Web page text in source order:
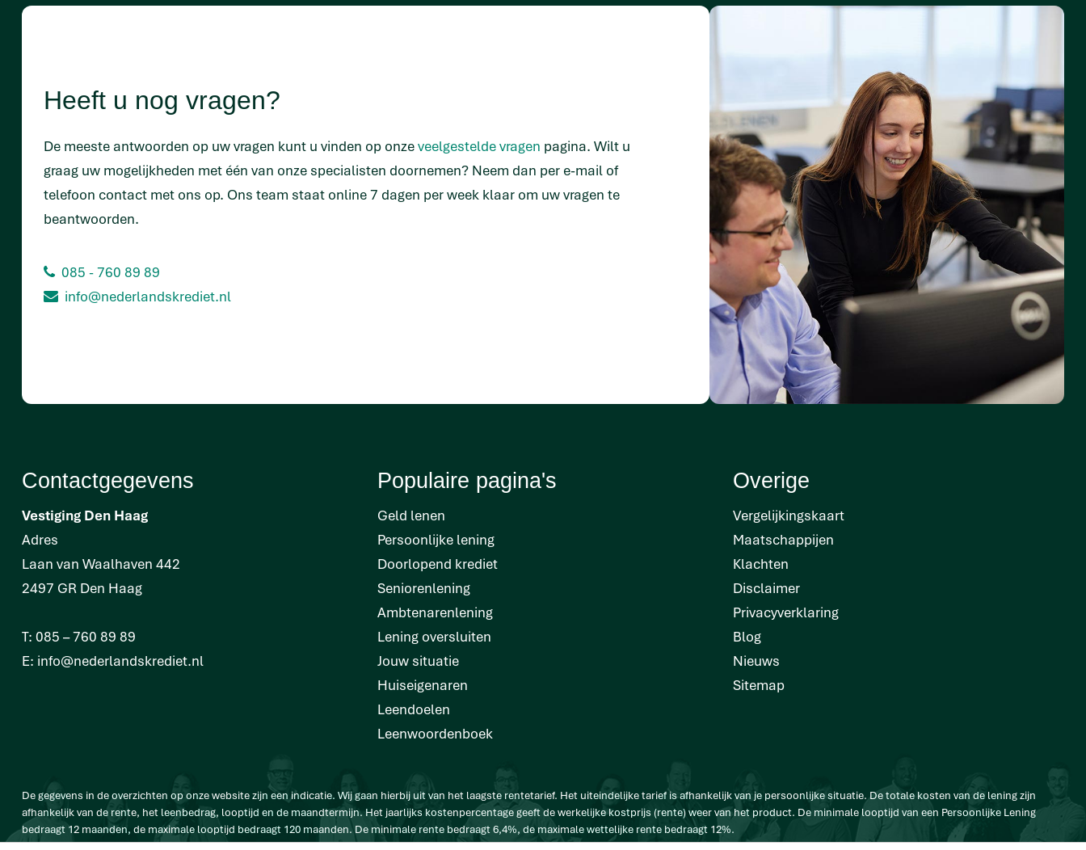
Heeft u nog vragen?
De meeste antwoorden op uw vragen kunt u vinden op onzeveelgestelde vragen pagina. Wilt u
graag uw mogelijkheden met één van onze specialisten doornemen? Neem dan per e-mail of
telefoon contact met ons op. Ons team staat online 7 dagen per week klaar om uw vragen te
beantwoorden.
085 - 760 89 89
info@nederlandskrediet.nl
Contactgegevens
Vestiging Den Haag
Adres
Laan van Waalhaven 442
2497 GR Den Haag
T: 085 – 760 89 89
E: info@nederlandskrediet.nl
Populaire pagina's
Geld lenen
Persoonlijke lening
Doorlopend krediet
Seniorenlening
Ambtenarenlening
Lening oversluiten
Jouw situatie
Huiseigenaren
Leendoelen
Leenwoordenboek
Overige
Vergelijkingskaart
Maatschappijen
Klachten
Disclaimer
Privacyverklaring
Blog
Nieuws
Sitemap
De gegevens in de overzichten op onze website zijn een indicatie. Wij gaan hierbij uit van het laagste rentetarief. Het uiteindelijke tarief is afhankelijk van je persoonlijke situatie. De totale kosten van de lening zijn
afhankelijk van de rente, het leenbedrag, looptijd en de maandtermijn. Het jaarlijks kostenpercentage geeft de werkelijke kostprijs (rente) weer van het product. De minimale looptijd van een Persoonlijke Lening
bedraagt 12 maanden, de maximale looptijd bedraagt 120 maanden. De minimale rente bedraagt 6,4%, de maximale wettelijke rente bedraagt 12%.